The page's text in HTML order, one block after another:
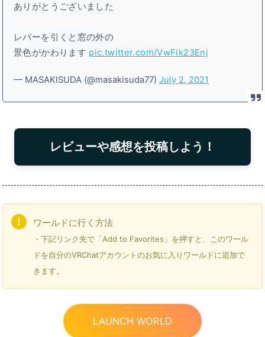
ありがとうございました
レバーを引くと窓の外の
景色がかわります pic.twitter.com/VwFik23Enj
— MASAKISUDA (@masakisuda77)July 2, 2021
レビューや感想を投稿しよう！
ワールドに行く方法
・下記リンク先で「Add to Favorites」を押すと、このワール
ドを自分のVRChatアカウントのお気に入りワールドに追加で
きます。
LAUNCH WORLD